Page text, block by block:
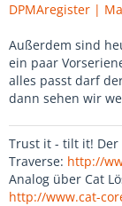
DPMAregister |
Außerdem sind
ein paar
alles passt darf
dann sehen wir
Trust it - tilt it! Der
Traverse: http://
Analog über Cat
http://www.cat-